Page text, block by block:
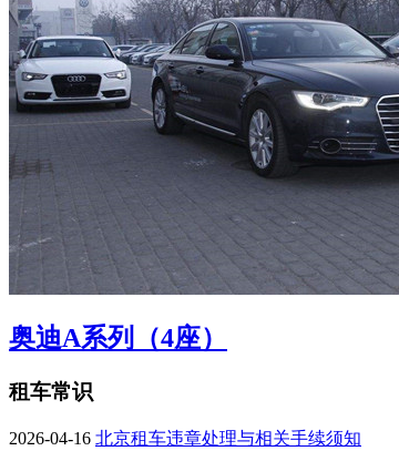
奥迪A系列（4座）
租车常识
2026-04-16 北京租车违章处理与相关手续须知